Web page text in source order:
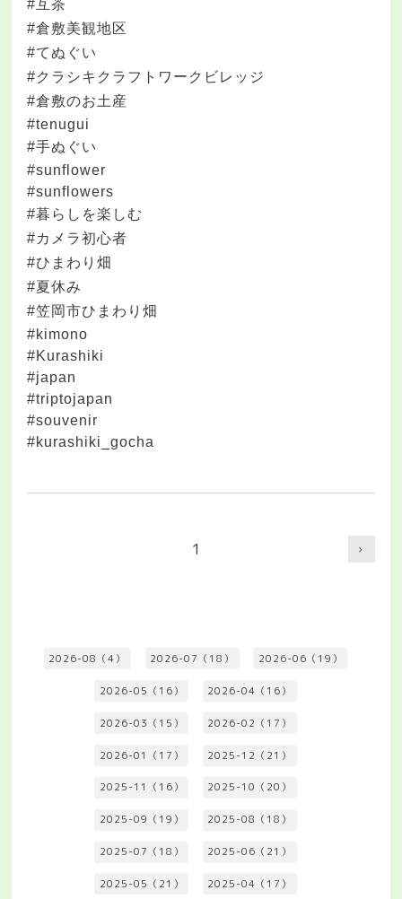
#互茶
#倉敷美観地区
#てぬぐい
#クラシキクラフトワークビレッジ
#倉敷のお土産
#tenugui
#手ぬぐい
#sunflower
#sunflowers
#暮らしを楽しむ
#カメラ初心者
#ひまわり畑
#夏休み
#笠岡市ひまわり畑
#kimono
#Kurashiki
#japan
#triptojapan
#souvenir
#kurashiki_gocha
1
2026-08（4） 2026-07（18） 2026-06（19）
2026-05（16） 2026-04（16）
2026-03（15） 2026-02（17）
2026-01（17） 2025-12（21）
2025-11（16） 2025-10（20）
2025-09（19） 2025-08（18）
2025-07（18） 2025-06（21）
2025-05（21） 2025-04（17）